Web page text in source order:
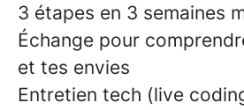
3 étapes en 3 semaines
Échange pour
et tes envies
Entretien tech (live